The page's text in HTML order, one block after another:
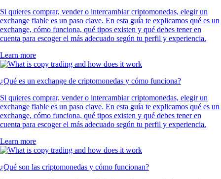
Si quieres comprar, vender o intercambiar criptomonedas, elegir un
exchange fiable es un paso clave. En esta guía te explicamos qué es un
exchange, cómo funciona, qué tipos existen y qué debes tener en
cuenta para escoger el más adecuado según tu perfil y experiencia.
Learn more
¿Qué es un exchange de criptomonedas y cómo funciona?
Si quieres comprar, vender o intercambiar criptomonedas, elegir un
exchange fiable es un paso clave. En esta guía te explicamos qué es un
exchange, cómo funciona, qué tipos existen y qué debes tener en
cuenta para escoger el más adecuado según tu perfil y experiencia.
Learn more
¿Qué son las criptomonedas y cómo funcionan?